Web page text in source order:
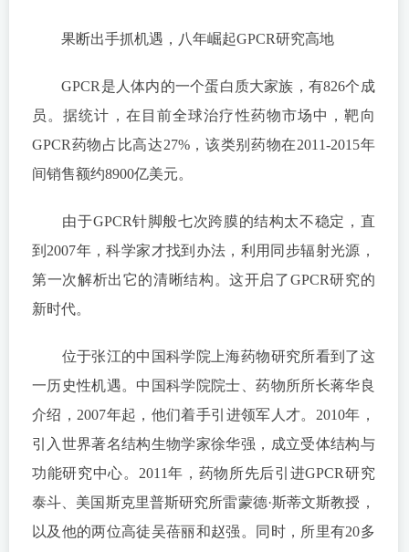
果断出手抓机遇，八年崛起GPCR研究高地
GPCR是人体内的一个蛋白质大家族，有826个成
员。据统计，在目前全球治疗性药物市场中，靶向
GPCR药物占比高达27%，该类别药物在2011-2015年
间销售额约8900亿美元。
由于GPCR针脚般七次跨膜的结构太不稳定，直
到2007年，科学家才找到办法，利用同步辐射光源，
第一次解析出它的清晰结构。这开启了GPCR研究的
新时代。
位于张江的中国科学院上海药物研究所看到了这
一历史性机遇。中国科学院院士、药物所所长蒋华良
介绍，2007年起，他们着手引进领军人才。2010年，
引入世界著名结构生物学家徐华强，成立受体结构与
功能研究中心。2011年，药物所先后引进GPCR研究
泰斗、美国斯克里普斯研究所雷蒙德·斯蒂文斯教授，
以及他的两位高徒吴蓓丽和赵强。同时，所里有20多